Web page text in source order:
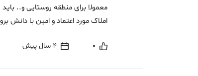
معمولا برای منطقه روستایی و..
املاک مورد اعتماد و امین با
0 4 سال پیش